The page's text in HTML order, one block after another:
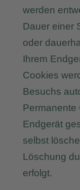
werden
Dauer einer
oder
Ihrem
Cookies
Besuchs
Permanente
Endgerät
selbst
Löschung
erfolgt.